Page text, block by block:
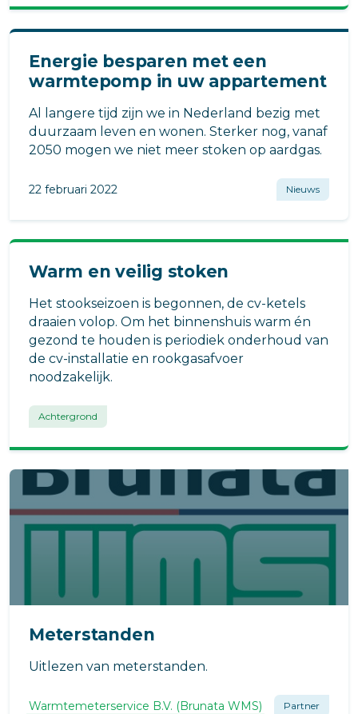
Energie besparen met een
warmtepomp in uw appartement
Al langere tijd zijn we in Nederland bezig met
duurzaam leven en wonen. Sterker nog, vanaf
2050 mogen we niet meer stoken op aardgas.
22 februari 2022 Nieuws
Warm en veilig stoken
Het stookseizoen is begonnen, de cv-ketels
draaien volop. Om het binnenshuis warm én
gezond te houden is periodiek onderhoud van
de cv-installatie en rookgasafvoer
noodzakelijk.
Achtergrond
Meterstanden
Uitlezen van meterstanden.
Warmtemeterservice B.V. (Brunata WMS) Partner